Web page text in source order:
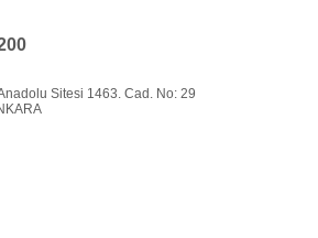
Sitesi 1463. Cad. No: 29